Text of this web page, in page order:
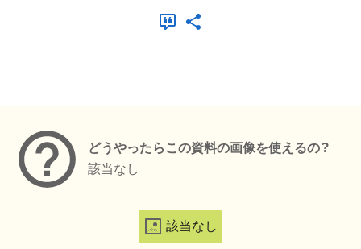
どうやったらこの資料の画像を使えるの？
該当なし
該当なし